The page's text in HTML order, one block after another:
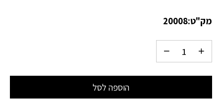
מק"ט:20008
הוספה לסל